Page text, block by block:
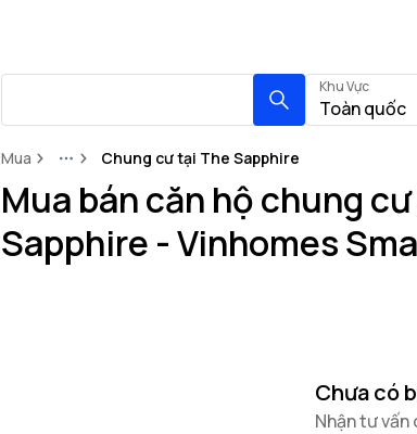
Khu Vực
Toàn quốc
Mua MoreChung cư tại The Sapphire
Mua bán căn hộ chung
Sapphire - Vinhomes
Chưa có
Nhận tư